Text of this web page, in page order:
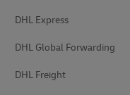
DHL Express
DHL Global Forwarding
DHL Freight